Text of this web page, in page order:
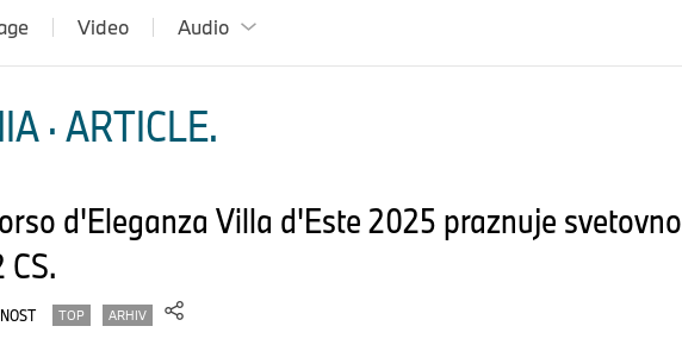
Video Audio
· ARTICLE.
d'Eleganza Villa d'Este 2025 praznuje svetovno
TOP ARHIV